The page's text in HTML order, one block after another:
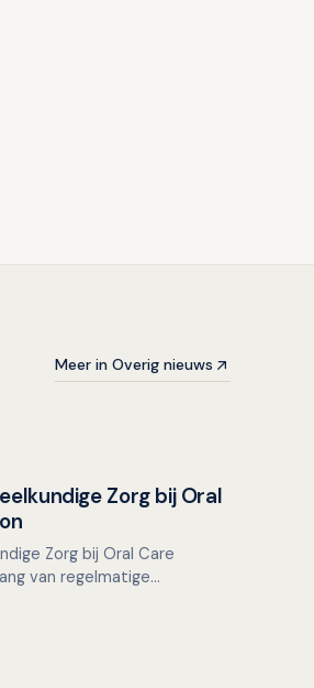
Meer in Overig nieuws
Zorg bij Oral
Zorg bij Oral Care